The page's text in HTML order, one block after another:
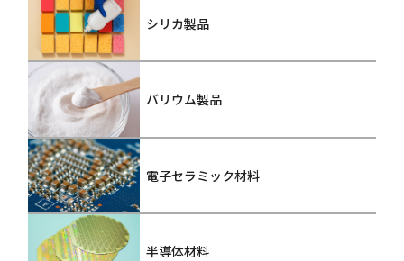
シリカ製品
バリウム製品
電子セラミック材料
半導体材料